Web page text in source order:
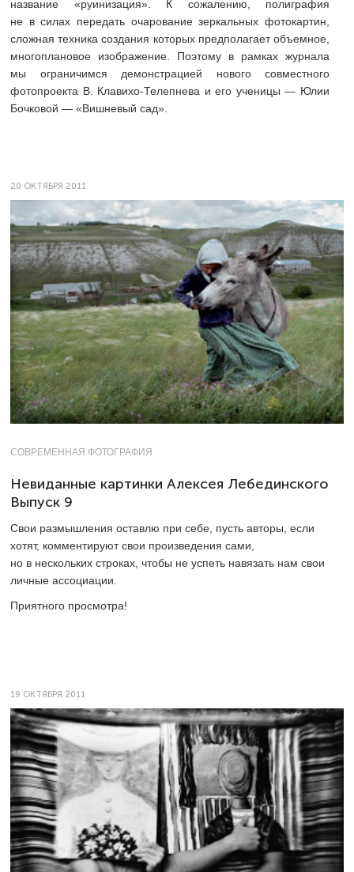
название «руинизация». К сожалению, полиграфия
не в силах передать очарование зеркальных фотокартин,
сложная техника создания которых предполагает объемное,
многоплановое изображение. Поэтому в рамках журнала
мы ограничимся демонстрацией нового совместного
фотопроекта В. Клавихо-Телепнева и его ученицы — Юлии
Бочковой — «Вишневый сад».
20 ОКТЯБРЯ 2011
СОВРЕМЕННАЯ ФОТОГРАФИЯ
Невиданные картинки Алексея Лебединского
Выпуск 9
Свои размышления оставлю при себе, пусть авторы, если
хотят, комментируют свои произведения сами,
но в нескольких строках, чтобы не успеть навязать нам свои
личные ­ассоциации.
Приятного просмотра!
19 ОКТЯБРЯ 2011